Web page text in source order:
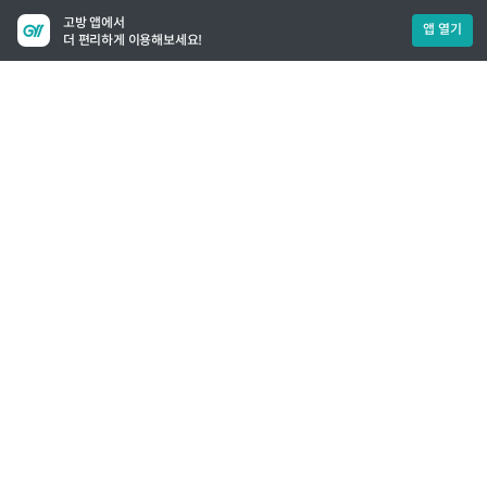
고방 앱에서
더 편리하게 이용해보세요!
앱 열기